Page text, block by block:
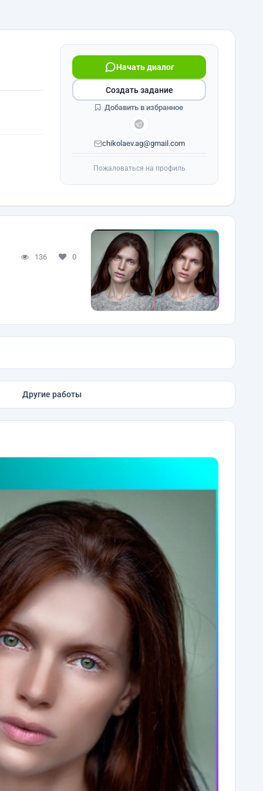
Начать диалог
chikolaev.ag@gmail.com
Создать задание
Добавить в избранное
Пожаловаться на профиль
136 0
Другие работы